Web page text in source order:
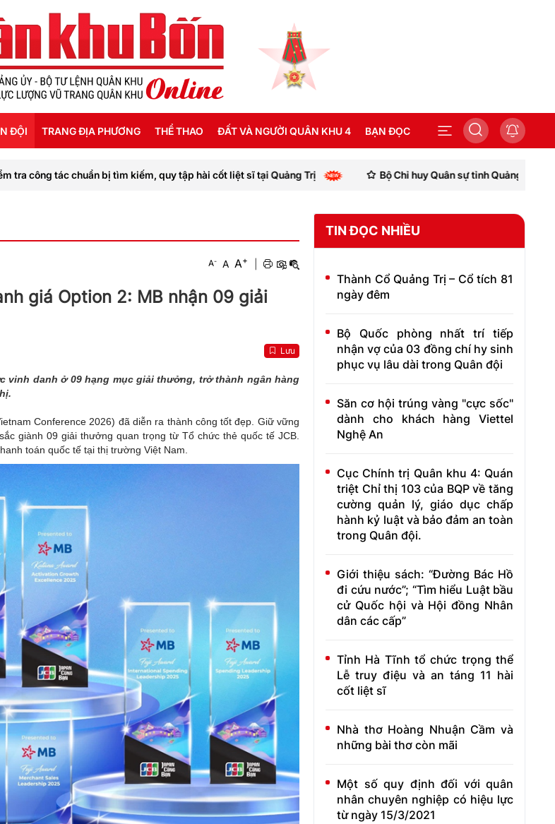
ĐỘI TRANG ĐỊA PHƯƠNG
QUẢNG TRỊ
THỂ THAO ĐẤT VÀ NGƯỜI QUÂN KHU 4 BẠN ĐỌC
chuẩn bị tìm kiếm, quy tập hài cốt liệt sĩ tại Quảng Trị Bộ Chỉ huy Quân sự tỉnh Quảng Trị: Bàn giao mô
A- A A+
giá Option 2: MB nhận 09 giải
Lưu
vinh danh ở 09 hạng mục giải thưởng, trở thành ngân hàng
Conference 2026) đã diễn ra thành công tốt đẹp. Giữ vững
giành 09 giải thưởng quan trọng từ Tổ chức thẻ quốc tế JCB.
toán quốc tế tại thị trường Việt Nam.
TIN ĐỌC NHIỀU
Thành Cổ Quảng Trị – Cổ tích 81
ngày đêm
Bộ Quốc phòng nhất trí tiếp
nhận vợ của 03 đồng chí hy sinh
phục vụ lâu dài trong Quân đội
Săn cơ hội trúng vàng "cực sốc"
dành cho khách hàng Viettel
Nghệ An
Cục Chính trị Quân khu 4: Quán
triệt Chỉ thị 103 của BQP về tăng
cường quản lý, giáo dục chấp
hành kỷ luật và bảo đảm an toàn
trong Quân đội.
Giới thiệu sách: “Đường Bác Hồ
đi cứu nước”; “Tìm hiểu Luật bầu
cử Quốc hội và Hội đồng Nhân
dân các cấp”
Tỉnh Hà Tĩnh tổ chức trọng thể
Lễ truy điệu và an táng 11 hài
cốt liệt sĩ
Nhà thơ Hoàng Nhuận Cầm và
những bài thơ còn mãi
Một số quy định đối với quân
nhân chuyên nghiệp có hiệu lực
từ ngày 15/3/2021